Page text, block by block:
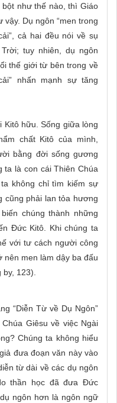
như thế nào, thì Giáo
Dụ ngôn “men trong
cả hai đều nói về sụ
tuy nhiên, dụ ngôn
thế giới từ bên trong về
nhấn mạnh sự tăng
hữu. Sống giữa lòng
chất Kitô của mình,
bằng đời sống gương
ta là con cái Thiên Chúa
không chỉ tìm kiếm sự
cũng phải lan tỏa hương
chúng thành những
Đức Kitô. Khi chúng ta
với tư cách người công
men làm dậy ba đấu
123).
“Diễn Từ về Dụ Ngôn”
Giêsu về việc Ngài
Chúng ta không hiểu
đưa đoạn văn này vào
từ dài về các dụ ngôn
thần học đã đưa Đức
ngôn hơn là ngôn ngữ